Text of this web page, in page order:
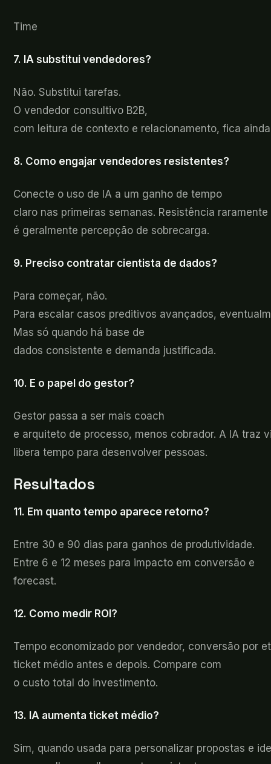
Time
7. IAsubstitui vendedores?
Não. Substitui tarefas.
O vendedor consultivo B2B,
com leitura de contexto e relacionamento, fica
8. Como engajar vendedores resistentes?
Conecte o uso de IA a um ganho de tempo
claro nas primeiras semanas. Resistência
é geralmente percepção de sobrecarga.
9. Preciso contratar cientista de dados?
Para começar, não.
Para escalar casos preditivos avançados,
Mas só quando há base de
dados consistente e demanda justificada.
10. E o papel do gestor?
Gestor passa a ser mais coach
e arquiteto de processo, menos cobrador. A IA traz
libera tempo para desenvolver pessoas.
Resultados
11. Em quanto tempo aparece retorno?
Entre 30 e 90 dias para ganhos de produtividade.
Entre 6 e 12 meses para impacto em conversão e
forecast.
12. Como medir ROI?
Tempo economizado por vendedor, conversão por
ticket médio antes e depois. Compare com
o custo total do investimento.
13. IA aumenta ticket médio?
Sim, quando usada para personalizar propostas e